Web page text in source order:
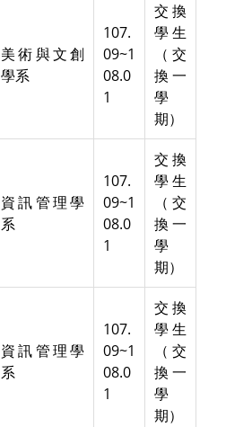
美術與文創
學系
107.
09~1
08.0
1
交換
學生
（交
換一
學
期）
資訊管理學
系
107.
09~1
08.0
1
交換
學生
（交
換一
學
期）
資訊管理學
系
107.
09~1
08.0
1
交換
學生
（交
換一
學
期）